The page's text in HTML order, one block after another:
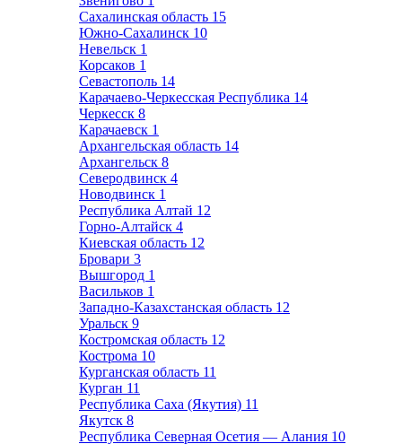
Сахалинская область 15
Южно-Сахалинск 10
Невельск 1
Корсаков 1
Севастополь 14
Карачаево-Черкесская Республика 14
Черкесск 8
Карачаевск 1
Архангельская область 14
Архангельск 8
Северодвинск 4
Новодвинск 1
Республика Алтай 12
Горно-Алтайск 4
Киевская область 12
Бровари 3
Вышгород 1
Васильков 1
Западно-Казахстанская область 12
Уральск 9
Костромская область 12
Кострома 10
Курганская область 11
Курган 11
Республика Саха (Якутия) 11
Якутск 8
Республика Северная Осетия — Алания 10